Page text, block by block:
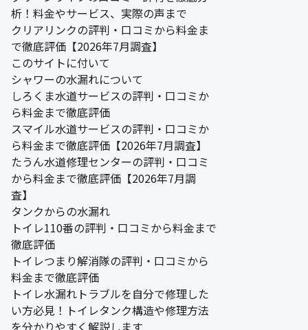
析！料金やサービス、実際の声まで
クリアリンクの評判・口コミから料金ま
で徹底評価【2026年7月調査】
このサイトに付いて
シャワーの水漏れについて
しろくま水道サービスの評判・口コミか
ら料金まで徹底評価
スマイル水道サービスの評判・口コミか
ら料金まで徹底評価【2026年7月調査】
たうん水道修理センターの評判・口コミ
から料金まで徹底評価【2026年7月調
査】
タンクからの水漏れ
トイレ110番の評判・口コミから料金まで
徹底評価
トイレつまり解消隊の評判・口コミから
料金まで徹底評価
トイレ水漏れトラブルを自分で修理した
い方必見！トイレタンク構造や修理方法
を分かりやすく解説します